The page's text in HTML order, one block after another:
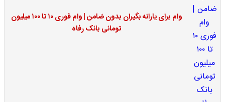
وام برای یارانه بگیران بدون ضامن | وام فوری ۱۰ تا ۱۰۰ میلیون
تومانی بانک رفاه